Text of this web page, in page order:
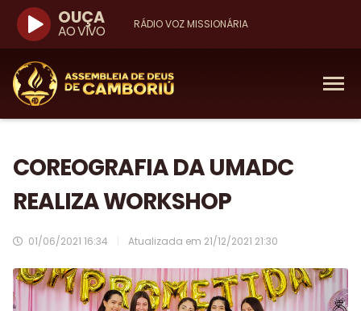
RÁDIO VOZ MISSIONÁRIA
OUÇA
AO VIVO
COREOGRAFIA DA UMADC
REALIZA WORKSHOP
01/06/2021 16:34 Atualizada em 21/12/2021 21:30